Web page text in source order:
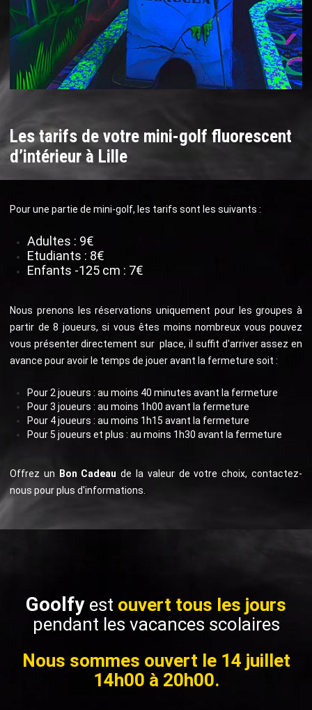
Les tarifs de votre mini-golf fluorescent
d’intérieur à Lille
Pour une partie de mini-golf, les tarifs sont les suivants :
Adultes : 9€
Etudiants : 8€
Enfants -125 cm : 7€
Nous prenons les réservations uniquement pour les groupes à
partir de 8 joueurs, si vous êtes moins nombreux vous pouvez
vous présenter directement sur place, il suffit d'arriver assez en
avance pour avoir le temps de jouer avant la fermeture soit :
Pour 2 joueurs : au moins 40 minutes avant la fermeture
Pour 3 joueurs : au moins 1h00 avant la fermeture
Pour 4 joueurs : au moins 1h15 avant la fermeture
Pour 5 joueurs et plus : au moins 1h30 avant la fermeture
Offrez un Bon Cadeau de la valeur de votre choix, contactez-
nous pour plus d'informations.
Goolfy est ouvert tous les jours
pendant les vacances scolaires
Nous sommes ouvert le 14 juillet
14h00 à 20h00.